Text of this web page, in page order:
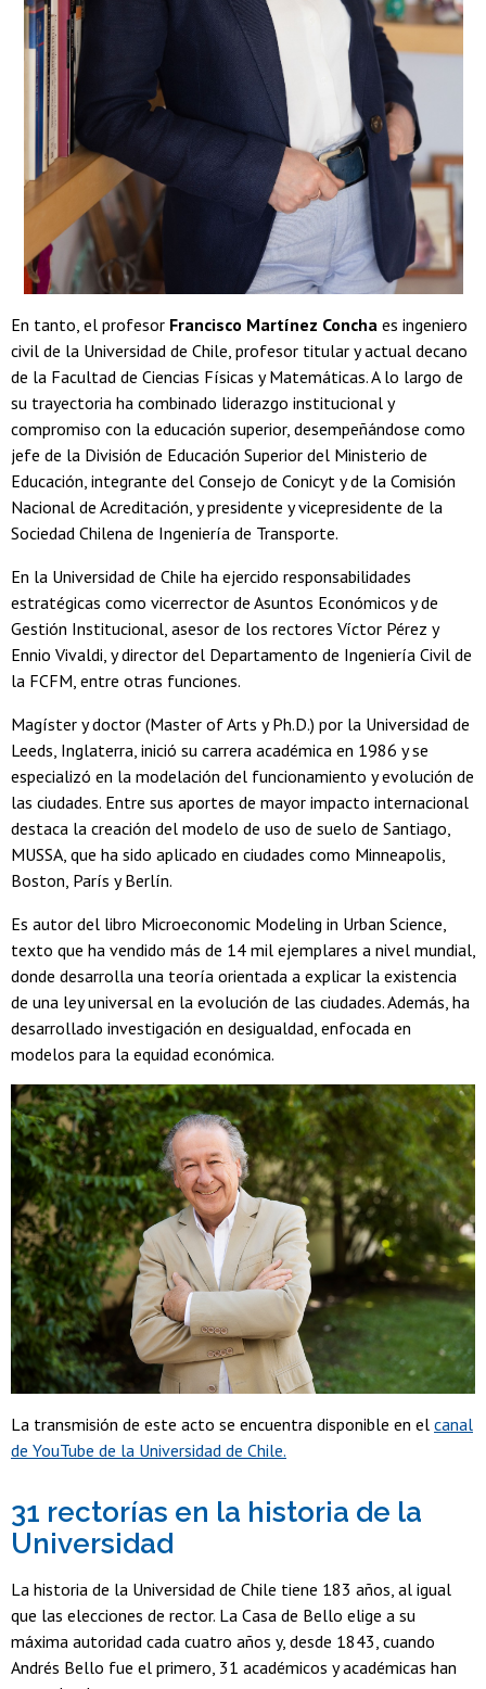
En tanto, el profesor Francisco Martínez Concha es ingeniero
civil de la Universidad de Chile, profesor titular y actual decano
de la Facultad de Ciencias Físicas y Matemáticas. A lo largo de
su trayectoria ha combinado liderazgo institucional y
compromiso con la educación superior, desempeñándose como
jefe de la División de Educación Superior del Ministerio de
Educación, integrante del Consejo de Conicyt y de la Comisión
Nacional de Acreditación, y presidente y vicepresidente de la
Sociedad Chilena de Ingeniería de Transporte.
En la Universidad de Chile ha ejercido responsabilidades
estratégicas como vicerrector de Asuntos Económicos y de
Gestión Institucional, asesor de los rectores Víctor Pérez y
Ennio Vivaldi, y director del Departamento de Ingeniería Civil de
la FCFM, entre otras funciones.
Magíster y doctor (Master of Arts y Ph.D.) por la Universidad de
Leeds, Inglaterra, inició su carrera académica en 1986 y se
especializó en la modelación del funcionamiento y evolución de
las ciudades. Entre sus aportes de mayor impacto internacional
destaca la creación del modelo de uso de suelo de Santiago,
MUSSA, que ha sido aplicado en ciudades como Minneapolis,
Boston, París y Berlín.
Es autor del libro Microeconomic Modeling in Urban Science,
texto que ha vendido más de 14 mil ejemplares a nivel mundial,
donde desarrolla una teoría orientada a explicar la existencia
de una ley universal en la evolución de las ciudades. Además, ha
desarrollado investigación en desigualdad, enfocada en
modelos para la equidad económica.
La transmisión de este acto se encuentra disponible en el canal
de YouTube de la Universidad de Chile.
31 rectorías en la historia de la
Universidad
La historia de la Universidad de Chile tiene 183 años, al igual
que las elecciones de rector. La Casa de Bello elige a su
máxima autoridad cada cuatro años y, desde 1843, cuando
Andrés Bello fue el primero, 31 académicos y académicas han